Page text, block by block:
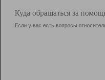
Куда обращаться за
Если у вас есть вопросы